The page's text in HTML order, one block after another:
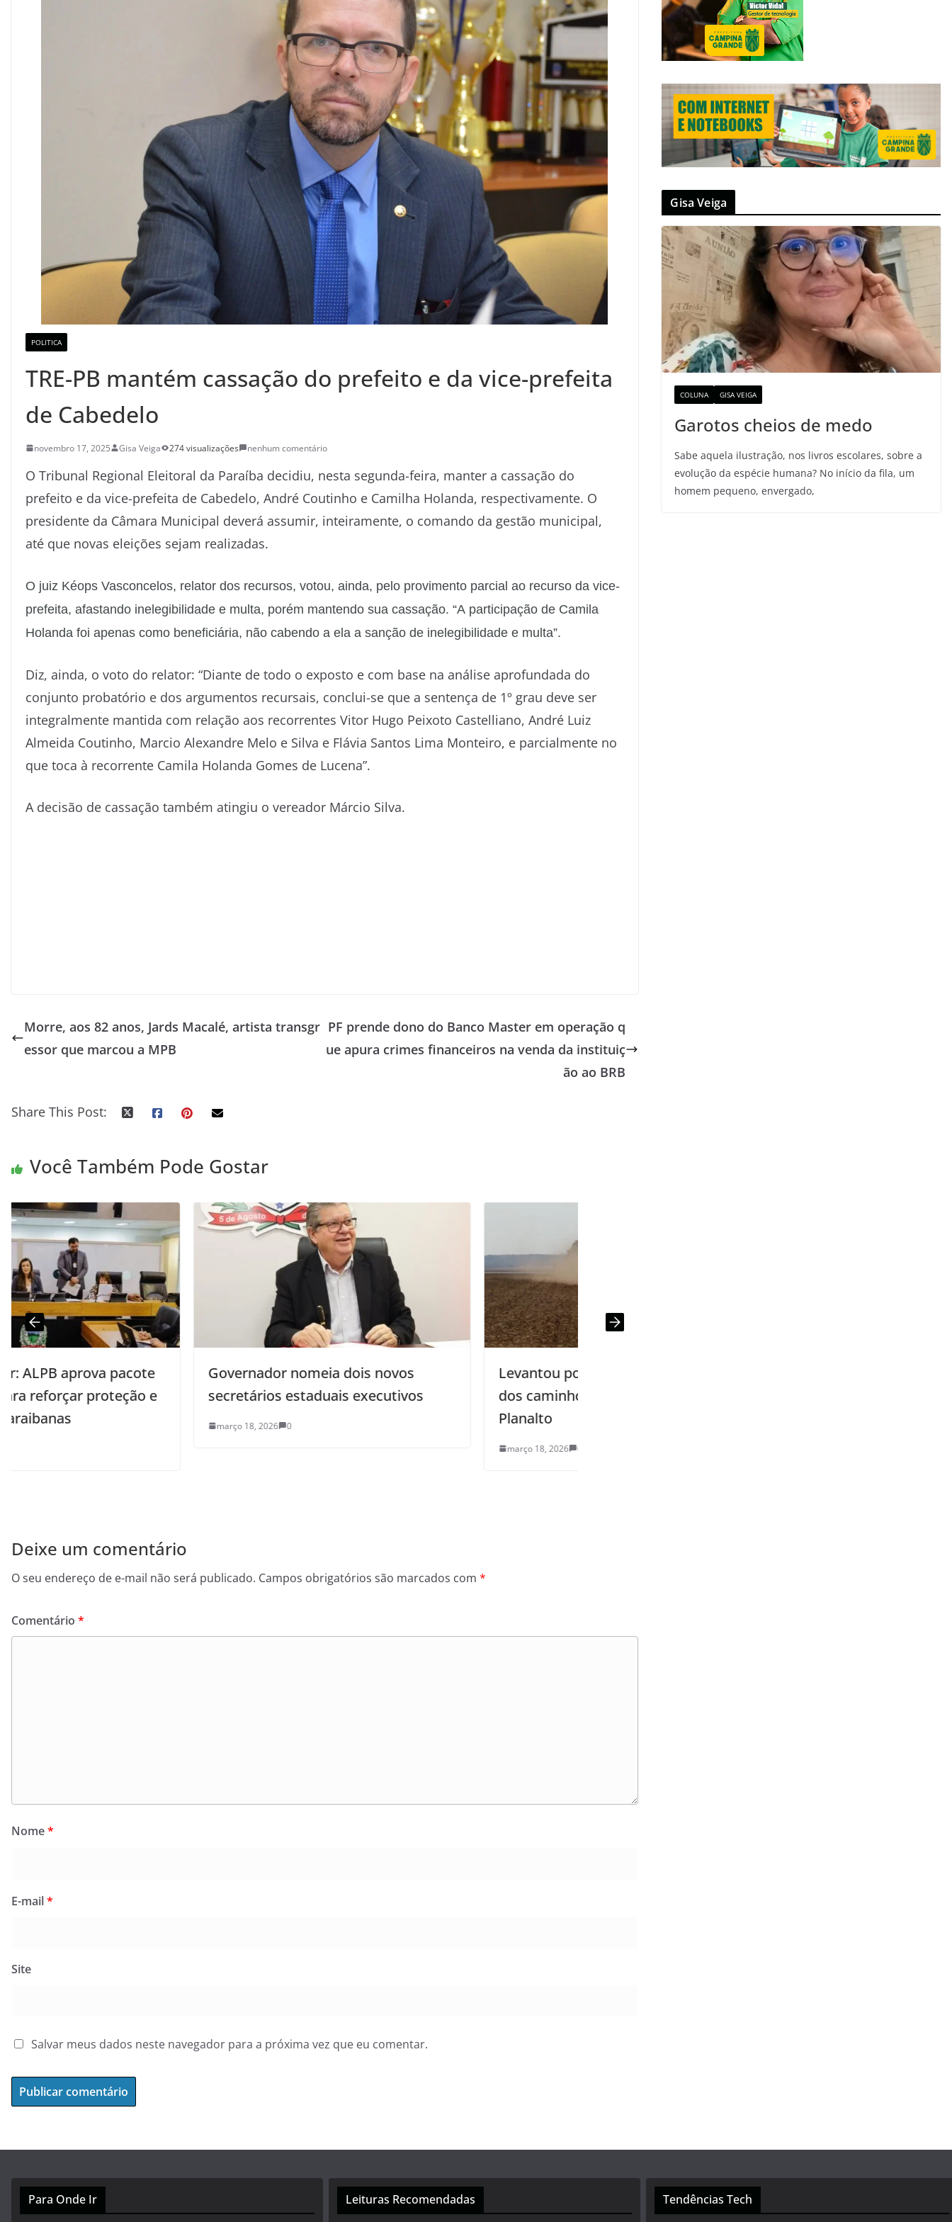
POLITICA
TRE-PB mantém cassação do prefeito e da vice-prefeita
de Cabedelo
novembro 17, 2025 Gisa Veiga 274 visualizações nenhum comentário
O Tribunal Regional Eleitoral da Paraíba decidiu, nesta segunda-feira, manter a cassação do
prefeito e da vice-prefeita de Cabedelo, André Coutinho e Camilha Holanda, respectivamente. O
presidente da Câmara Municipal deverá assumir, inteiramente, o comando da gestão municipal,
até que novas eleições sejam realizadas.
O juiz Kéops Vasconcelos, relator dos recursos, votou, ainda, pelo provimento parcial ao recurso da vice-
prefeita, afastando inelegibilidade e multa, porém mantendo sua cassação. “A participação de Camila
Holanda foi apenas como beneficiária, não cabendo a ela a sanção de inelegibilidade e multa”.
Diz, ainda, o voto do relator: “Diante de todo o exposto e com base na análise aprofundada do
conjunto probatório e dos argumentos recursais, conclui-se que a sentença de 1º grau deve ser
integralmente mantida com relação aos recorrentes Vitor Hugo Peixoto Castelliano, André Luiz
Almeida Coutinho, Marcio Alexandre Melo e Silva e Flávia Santos Lima Monteiro, e parcialmente no
que toca à recorrente Camila Holanda Gomes de Lucena”.
A decisão de cassação também atingiu o vereador Márcio Silva.
Morre, aos 82 anos, Jards Macalé, artista transgr
essor que marcou a MPB
PF prende dono do Banco Master em operação q
ue apura crimes financeiros na venda da instituiç
ão ao BRB
Share This Post:
Você Também Pode Gostar
Governador nomeia dois novos
secretários estaduais executivos
março 18, 2026
Levantou poeira: ameaça de greve
dos caminhoneiros preocupa
Deixe um comentário
O seu endereço de e-mail não será publicado. Campos obrigatórios são marcados com *
Comentário *
Nome*
E-mail*
Site
Salvar meus dados neste navegador para a próxima vez que eu comentar.
Gisa Veiga
COLUNA GISA VEIGA
Garotos cheios de medo
Sabe aquela ilustração, nos livros escolares, sobre a
evolução da espécie humana? No início da fila, um
homem pequeno, envergado,
Para Onde Ir Leituras Recomendadas Tendências Tech